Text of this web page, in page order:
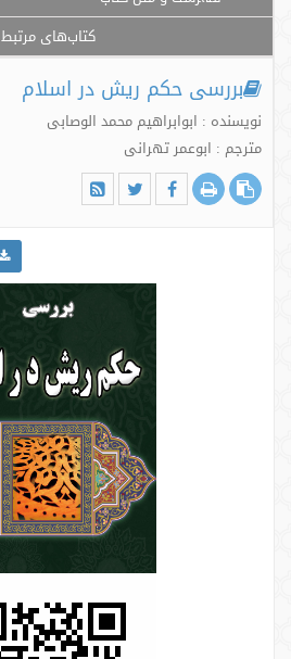
کتاب‌های مرتبط
بررسی حکم ریش در اسلام
نویسنده : ابوابراهیم محمد الوصابی
مترجم : ابوعمر تهرانی